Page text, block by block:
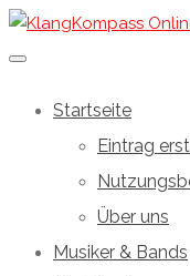
Startseite
Eintrag
Über uns
Musiker & Bands